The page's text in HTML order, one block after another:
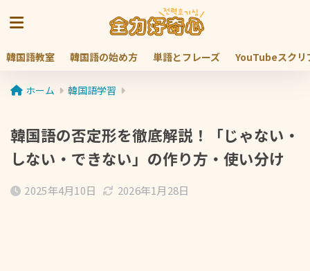
韓国語教室 韓国語の始め方 単語とフレーズ YouTubeスクリ
ホーム 韓国語学習
韓国語の否定形を徹底解説！「じゃない・
しない・できない」の作り方・使い分け
2025年4月10日 2026年1月28日